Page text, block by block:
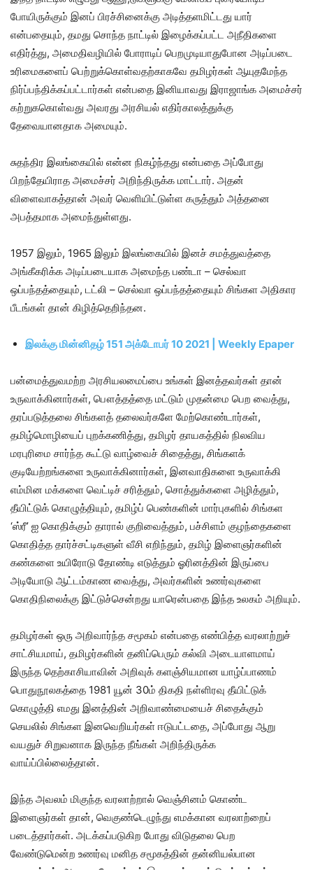
போயிருக்கும் இனப் பிரச்சினைக்கு அடித்தளமிட்டது யார்
என்பதையும், தமது சொந்த நாட்டில் இழைக்கப்பட்ட அநீதிகளை
எதிர்த்து, அமைதிவழியில் போராடிப் பெறமுடியாதுபோன அடிப்படை
உரிமைகளைப் பெற்றுக்கொள்வதற்காகவே தமிழர்கள் ஆயுதமேந்த
நிர்ப்பந்திக்கப்பட்டார்கள் என்பதை இனியாவது இராஜாங்க அமைச்சர்
கற்றுககொள்வது அவரது அரசியல் எதிர்காலத்துக்கு
தேவையானதாக அமையும்.
சுதந்திர இலங்கையில் என்ன நிகழ்ந்தது என்பதை அப்போது
பிறந்தேயிராத அமைச்சர் அறிந்திருக்க மாட்டார். அதன்
விளைவாகத்தான் அவர் வெளியிட்டுள்ள கருத்தும் அத்தனை
அபத்தமாக அமைந்துள்ளது.
1957 இலும், 1965 இலும் இலங்கையில் இனச் சமத்துவத்தை
அங்கீகரிக்க அடிப்படையாக அமைந்த பண்டா – செல்வா
ஒப்பந்தத்தையும், டட்லி – செல்வா ஒப்பந்தத்தையும் சிங்கள அதிகார
பீடங்கள் தான் கிழித்தெறிந்தன.
இலக்கு மின்னிதழ் 151 அக்டோபர் 10 2021 | Weekly Epaper
பன்மைத்துவமற்ற அரசியலமைப்பை உங்கள் இனத்தவர்கள் தான்
உருவாக்கினார்கள், பௌத்தத்தை மட்டும் முதன்மை பெற வைத்து,
தரப்படுத்தலை சிங்களத் தலைவர்களே மேற்கொண்டார்கள்,
தமிழ்மொழியைப் புறக்கணித்து, தமிழர் தாயகத்தில் நிலவிய
மரபுரிமை சார்ந்த கூட்டு வாழ்வைச் சிதைத்து, சிங்களக்
குடியேற்றங்களை உருவாக்கினார்கள், இனவாதிகளை உருவாக்கி
எம்மின மக்களை வெட்டிச் சரித்தும், சொத்துக்களை அழித்தும்,
தீயிட்டுக் கொழுத்தியும், தமிழ்ப் பெண்களின் மார்புகளில் சிங்கள
‘ஸ்ரீ’ ஐ கொதிக்கும் தாரால் குறிவைத்தும், பச்சிளம் குழந்தைகளை
கொதித்த தார்ச்சட்டிகளுள் வீசி எறிந்தும், தமிழ் இளைஞர்களின்
கண்களை உயிரோடு தோண்டி எடுத்தும் ஓரினத்தின் இருப்பை
அடியோடு ஆட்டம்காண வைத்து, அவர்களின் உணர்வுகளை
கொதிநிலைக்கு இட்டுச்சென்றது யாரென்பதை இந்த உலகம் அறியும்.
தமிழர்கள் ஒரு அறிவார்ந்த சமூகம் என்பதை எண்பித்த வரலாற்றுச்
சாட்சியமாய், தமிழர்களின் தனிப்பெரும் கல்வி அடையாளமாய்
இருந்த தெற்காசியாவின் அறிவுக் களஞ்சியமான யாழ்ப்பாணம்
பொதுநூலகத்தை 1981 யூன் 30ம் திகதி நள்ளிரவு தீயிட்டுக்
கொழுத்தி எமது இனத்தின் அறிவாண்மையைச் சிதைக்கும்
செயலில் சிங்கள இனவெறியர்கள் ஈடுபட்டதை, அப்போது ஆறு
வயதுச் சிறுவனாக இருந்த நீங்கள் அறிந்திருக்க
வாய்ப்பில்லைத்தான்.
இந்த அவலம் மிகுந்த வரலாற்றால் வெஞ்சினம் கொண்ட
இளைஞர்கள் தான், வெகுண்டெழுந்து எமக்கான வரலாற்றைப்
படைத்தார்கள். அடக்கப்படுகிற போது விடுதலை பெற
வேண்டுமென்ற உணர்வு மனித சமூகத்தின் தன்னியல்பான